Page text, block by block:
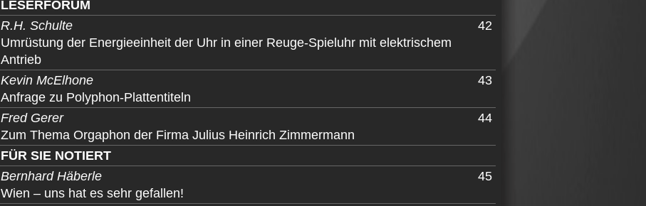
LESERFORUM
R.H. Schulte
Umrüstung der Energieeinheit der Uhr in einer Reuge-Spieluhr mit elektrischem
Antrieb
42
Kevin McElhone
Anfrage zu Polyphon-Plattentiteln
43
Fred Gerer
Zum Thema Orgaphon der Firma Julius Heinrich Zimmermann
44
FÜR SIE NOTIERT
Bernhard Häberle
Wien – uns hat es sehr gefallen!
45